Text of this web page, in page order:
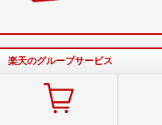
楽天のグループサービス